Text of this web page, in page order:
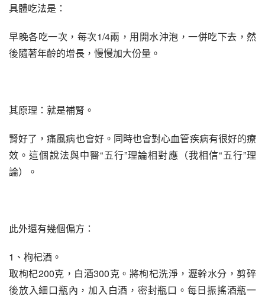
具體吃法是：
早晚各吃一次，每次1/4兩，用開水沖泡，一併吃下去，然
後隨著年齡的增長，慢慢加大份量。
其原理：就是補腎。
腎好了，痛風病也會好。同時也會對心血管疾病有很好的療
效。這個說法與中醫“五行”理論相對應（我相信“五行”理
論）。
此外還有幾個偏方：
1、枸杞酒。
取枸杞200克，白酒300克。將枸杞洗淨，瀝幹水分，剪碎
後放入細口瓶內，加入白酒，密封瓶口。每日振搖酒瓶一